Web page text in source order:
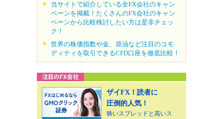
当サイトで紹介している全FX会社のキャン
ペーンを掲載！たくさんのFX会社のキャン
ペーンから比較検討したい方は是非チェッ
ク！
世界の株価指数や金、原油など注目のコモ
ディティを取引できるCFD口座を徹底比較！
ザイFX！読者に
圧倒的人気！
狭いスプレッドと高いス